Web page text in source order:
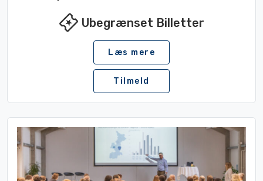
local_activityUbegrænset Billetter
Læs mere
Tilmeld